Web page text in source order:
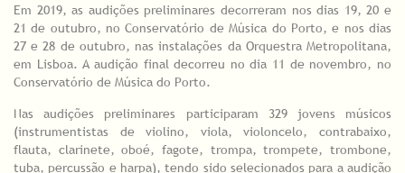
Em 2019, as audições preliminares decorreram nos dias 19, 20 e
21 de outubro, no Conservatório de Música do Porto, e nos dias
27 e 28 de outubro, nas instalações da Orquestra Metropolitana,
em Lisboa. A audição final decorreu no dia 11 de novembro, no
Conservatório de Música do Porto.
Nas audições preliminares participaram 329 jovens músicos
(instrumentistas de violino, viola, violoncelo, contrabaixo,
flauta, clarinete, oboé, fagote, trompa, trompete, trombone,
tuba, percussão e harpa), tendo sido selecionados para a audição